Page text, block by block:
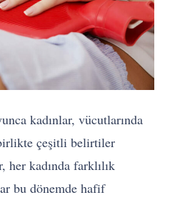
kadınlar, vücutlarında
çeşitli belirtiler
kadında farklılık
bu dönemde hafif